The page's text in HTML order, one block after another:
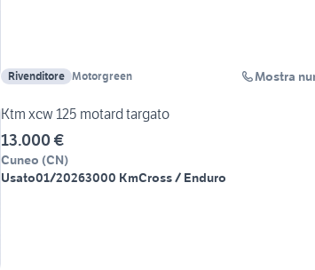
Rivenditore Motorgreen Mostra
Ktm xcw 125 motard targato
13.000 €
Cuneo (CN)
Usato01/20263000 KmCross / Enduro